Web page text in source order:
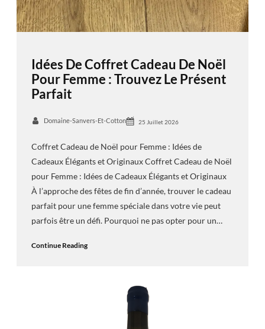
Idées De Coffret Cadeau De Noël
Pour Femme : Trouvez Le Présent
Parfait
Domaine-Sanvers-Et-Cotton 25 Juillet 2026
Coffret Cadeau de Noël pour Femme : Idées de
Cadeaux Élégants et Originaux Coffret Cadeau de Noël
pour Femme : Idées de Cadeaux Élégants et Originaux
À l’approche des fêtes de fin d’année, trouver le cadeau
parfait pour une femme spéciale dans votre vie peut
parfois être un défi. Pourquoi ne pas opter pour un…
Continue Reading